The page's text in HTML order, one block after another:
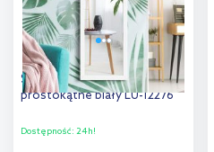
Styler Lahti lustro 47x127 cm
prostokątne biały LU-12276
Dostępność: 24h!